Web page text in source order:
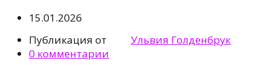
15.01.2026
Публикация от
Ульвия Голденбрук
0 комментарии